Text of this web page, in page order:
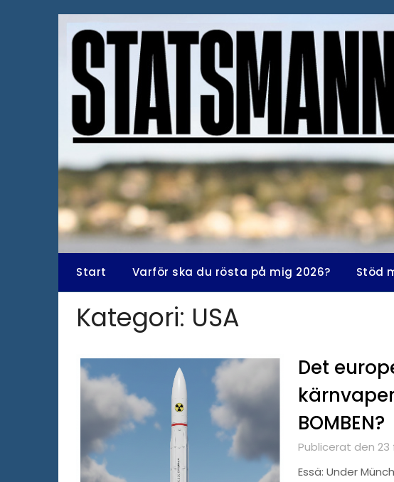
Start Varför ska du rösta på mig 2026? Stöd
Kategori: USA
Det
BOMBEN?
Publicerat den 23
Essä: Under